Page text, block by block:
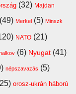
(32) Majdan
(49) Merkel (5) Minszk
NATO (21)
(6) Nyugat (41)
népszavazás (5)
orosz-ukrán háború